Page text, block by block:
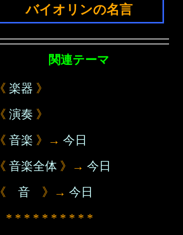
バイオリンの名言
関連テーマ
《 楽器 》
《 演奏 》
《 音楽 》→ 今日
《 音楽全体 》→ 今日
《 音 》→ 今日
* * * * * * * * * *